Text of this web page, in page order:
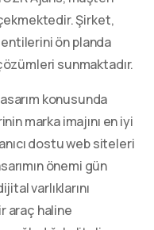
Şirket,
ön planda
sunmaktadır.
konusunda
marka imajını en iyi
dostu web siteleri
önemi gün
varlıklarını
araç haline